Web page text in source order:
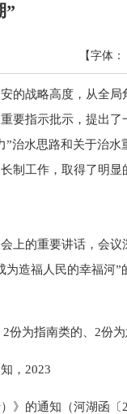
”
【字体：
的战略高度，从全
要指示批示，提出
治水思路和关于治水
制工作，取得了明显
上的重要讲话，会
造福人民的幸福河
份为指南类的、2份为
，2023
》的通知（河湖函〔